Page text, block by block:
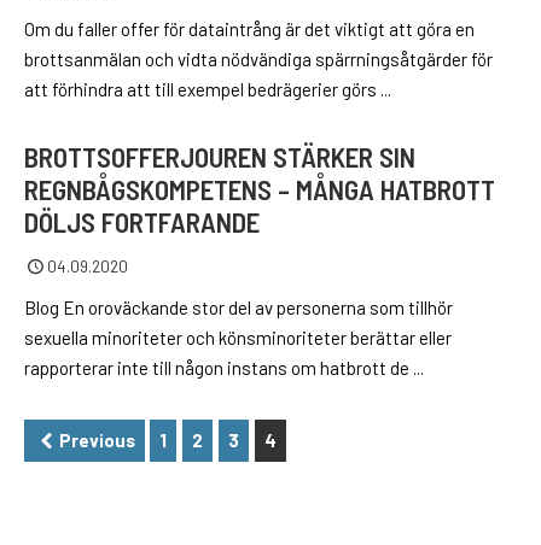
Om du faller offer för dataintrång är det viktigt att göra en
brottsanmälan och vidta nödvändiga spärrningsåtgärder för
att förhindra att till exempel bedrägerier görs ...
BROTTSOFFERJOUREN STÄRKER SIN
REGNBÅGSKOMPETENS – MÅNGA HATBROTT
DÖLJS FORTFARANDE
04.09.2020
Blog En oroväckande stor del av personerna som tillhör
sexuella minoriteter och könsminoriteter berättar eller
rapporterar inte till någon instans om hatbrott de ...
PAGINATION
Previous 1 2 3 4